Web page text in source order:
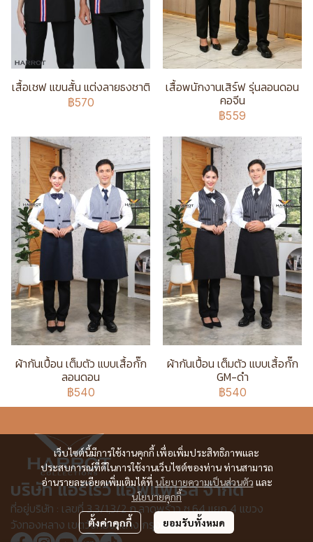
เสื้อเชฟ แขนสั้น แต่งลายธงชาติ
฿570
เสื้อพนักงานเสิร์ฟ รุ่นลอนดอน
คอจีน
฿559
ผ้ากันเปื้อน เต็มตัว แบบเสื้อกั๊ก
ลอนดอน
฿540
ผ้ากันเปื้อน เต็มตัว แบบเสื้อกั๊ก
GM-ดำ
฿540
เว็บไซต์นี้มีการใช้งานคุกกี้ เพื่อเพิ่มประสิทธิภาพและ
ประสบการณ์ที่ดีในการใช้งานเว็บไซต์ของท่าน ท่านสามารถ
อ่านรายละเอียดเพิ่มเติมได้ที่ นโยบายความเป็นส่วนตัว และ
นโยบายคุกกี้
ตั้งค่าคุกกี้ ยอมรับทั้งหมด
บริษัท แอร์โรว์ แอพแพเรล จำกัด
ที่อยู่บริษัท : เลขที่ 3,3/1,3/2 ก.ลาดพร้าว ซ.64 แยก 4 แขวง
วังทองหลาง เขตวังทองหลาง กรุงเทพฯ 10310